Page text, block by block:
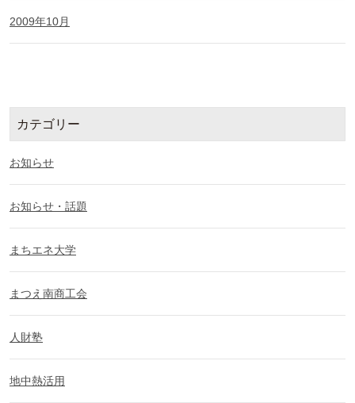
2009年10月
カテゴリー
お知らせ
お知らせ・話題
まちエネ大学
まつえ南商工会
人財塾
地中熱活用